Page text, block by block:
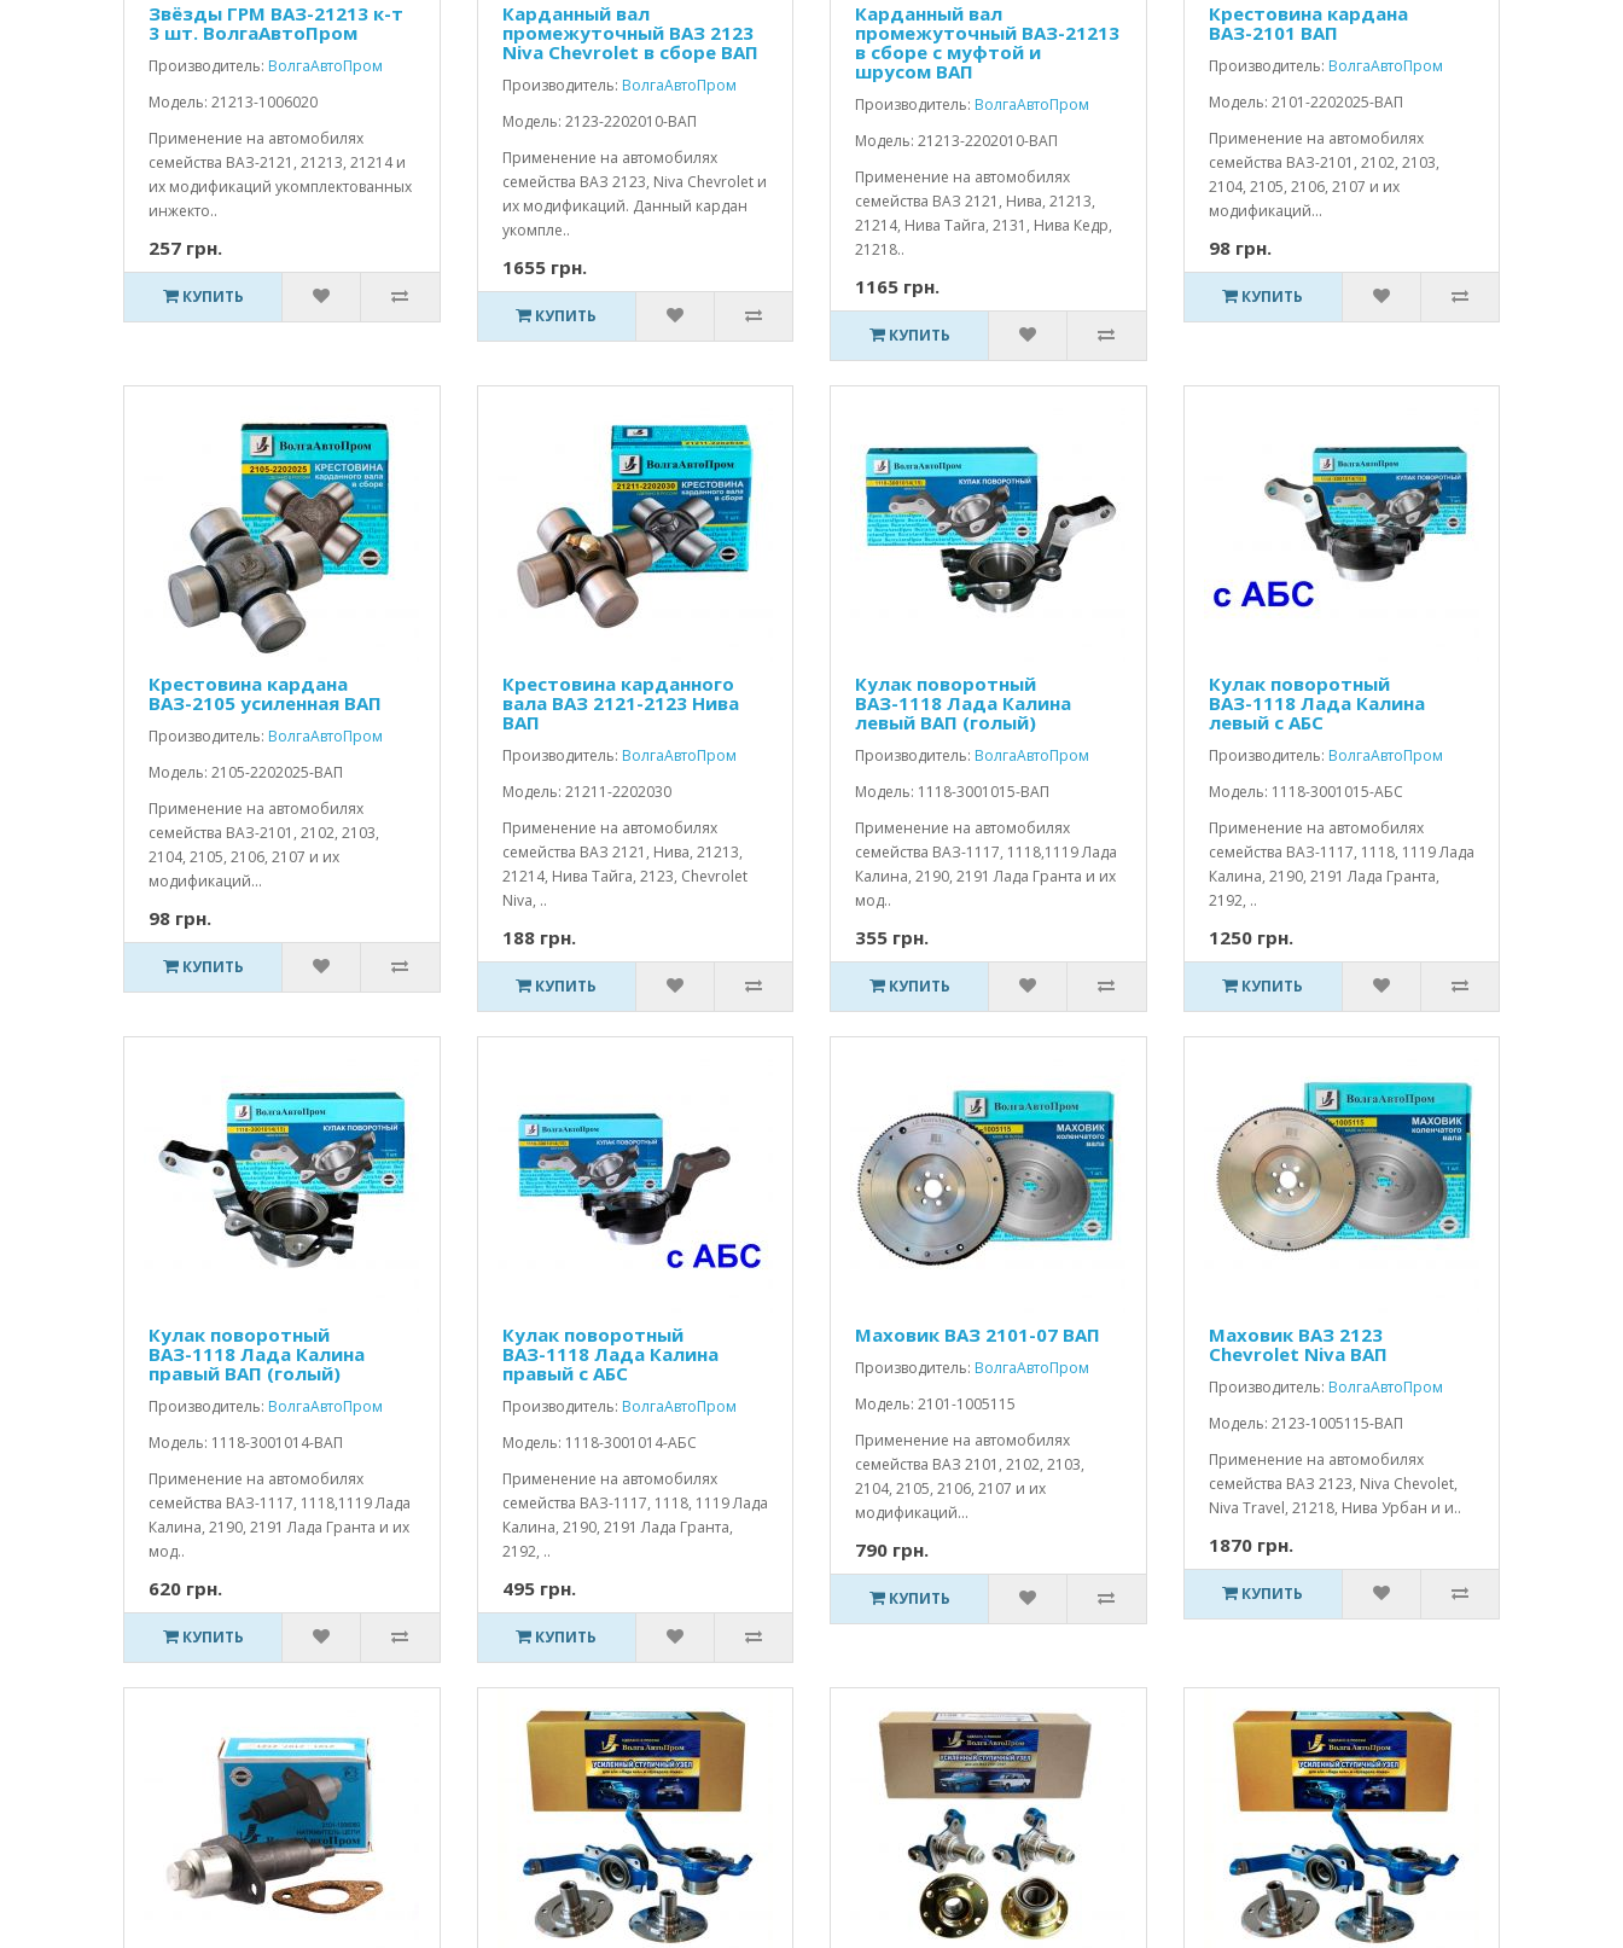
Звёзды ГРМ ВАЗ-21213 к-т
3 шт. ВолгаАвтоПром
Производитель: ВолгаАвтоПром
Модель: 21213-1006020
Применение на автомобилях
семейства ВАЗ-2121, 21213, 21214 и
их модификаций укомплектованных
инжекто..
257 грн.
КУПИТЬ
Карданный вал
промежуточный ВАЗ 2123
Niva Chevrolet в сборе ВАП
Производитель: ВолгаАвтоПром
Модель: 2123-2202010-ВАП
Применение на автомобилях
семейства ВАЗ 2123, Niva Chevrolet и
их модификаций. Данный кардан
укомпле..
1655 грн.
КУПИТЬ
Карданный вал
промежуточный ВАЗ-21213
в сборе с муфтой и
шрусом ВАП
Производитель: ВолгаАвтоПром
Модель: 21213-2202010-ВАП
Применение на автомобилях
семейства ВАЗ 2121, Нива, 21213,
21214, Нива Тайга, 2131, Нива Кедр,
21218..
1165 грн.
КУПИТЬ
Крестовина кардана
ВАЗ-2101 ВАП
Производитель: ВолгаАвтоПром
Модель: 2101-2202025-ВАП
Применение на автомобилях
семейства ВАЗ-2101, 2102, 2103,
2104, 2105, 2106, 2107 и их
модификаций...
98 грн.
КУПИТЬ
Крестовина кардана
ВАЗ-2105 усиленная ВАП
Производитель: ВолгаАвтоПром
Модель: 2105-2202025-ВАП
Применение на автомобилях
семейства ВАЗ-2101, 2102, 2103,
2104, 2105, 2106, 2107 и их
модификаций...
98 грн.
КУПИТЬ
Крестовина карданного
вала ВАЗ 2121-2123 Нива
ВАП
Производитель: ВолгаАвтоПром
Модель: 21211-2202030
Применение на автомобилях
семейства ВАЗ 2121, Нива, 21213,
21214, Нива Тайга, 2123, Chevrolet
Niva, ..
188 грн.
КУПИТЬ
Кулак поворотный
ВАЗ-1118 Лада Калина
левый ВАП (голый)
Производитель: ВолгаАвтоПром
Модель: 1118-3001015-ВАП
Применение на автомобилях
семейства ВАЗ-1117, 1118,1119 Лада
Калина, 2190, 2191 Лада Гранта и их
мод..
355 грн.
КУПИТЬ
Кулак поворотный
ВАЗ-1118 Лада Калина
левый с АБС
Производитель: ВолгаАвтоПром
Модель: 1118-3001015-АБС
Применение на автомобилях
семейства ВАЗ-1117, 1118, 1119 Лада
Калина, 2190, 2191 Лада Гранта,
2192, ..
1250 грн.
КУПИТЬ
Кулак поворотный
ВАЗ-1118 Лада Калина
правый ВАП (голый)
Производитель: ВолгаАвтоПром
Модель: 1118-3001014-ВАП
Применение на автомобилях
семейства ВАЗ-1117, 1118,1119 Лада
Калина, 2190, 2191 Лада Гранта и их
мод..
620 грн.
КУПИТЬ
Кулак поворотный
ВАЗ-1118 Лада Калина
правый с АБС
Производитель: ВолгаАвтоПром
Модель: 1118-3001014-АБС
Применение на автомобилях
семейства ВАЗ-1117, 1118, 1119 Лада
Калина, 2190, 2191 Лада Гранта,
2192, ..
495 грн.
КУПИТЬ
Маховик ВАЗ 2101-07 ВАП
Производитель: ВолгаАвтоПром
Модель: 2101-1005115
Применение на автомобилях
семейства ВАЗ 2101, 2102, 2103,
2104, 2105, 2106, 2107 и их
модификаций...
790 грн.
КУПИТЬ
Маховик ВАЗ 2123
Chevrolet Niva ВАП
Производитель: ВолгаАвтоПром
Модель: 2123-1005115-ВАП
Применение на автомобилях
семейства ВАЗ 2123, Niva Chevolet,
Niva Travel, 21218, Нива Урбан и и..
1870 грн.
КУПИТЬ